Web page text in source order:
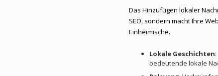
Das Hinzufügen lokaler
SEO, sondern macht Ihre
Einheimische.
Lokale Geschichten
bedeutende lokale